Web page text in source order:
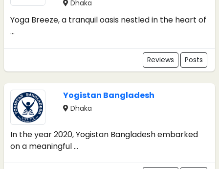
Dhaka
Yoga Breeze, a tranquil oasis nestled in the heart of
...
Reviews Posts
Yogistan Bangladesh
Dhaka
In the year 2020, Yogistan Bangladesh embarked
on a meaningful ...